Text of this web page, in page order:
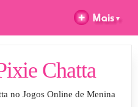
Chatta
no Jogos Online de Menina